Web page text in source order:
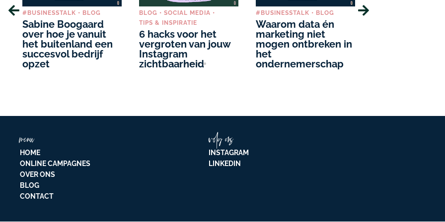
#BUSINESSTALK • BLOG
Sabine Boogaard
over hoe je vanuit
het buitenland een
succesvol bedrijf
opzet
BLOG • SOCIAL MEDIA •
TIPS & INSPIRATIE
6 hacks voor het
vergroten van jouw
Instagram
zichtbaarheid
#BUSINESSTALK • BLOG
Waarom data én
marketing niet
mogen ontbreken in
het
ondernemerschap
menu
HOME
ONLINE CAMPAGNES
OVER ONS
BLOG
CONTACT
volg ons
INSTAGRAM
LINKEDIN